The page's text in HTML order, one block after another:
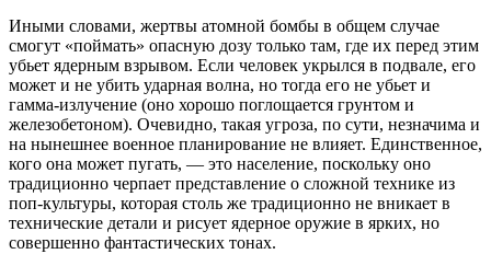
Иными словами, жертвы атомной бомбы в общем случае
смогут «поймать» опасную дозу только там, где их перед этим
убьет ядерным взрывом. Если человек укрылся в подвале, его
может и не убить ударная волна, но тогда его не убьет и
гамма-излучение (оно хорошо поглощается грунтом и
железобетоном). Очевидно, такая угроза, по сути, незначима и
на нынешнее военное планирование не влияет. Единственное,
кого она может пугать, — это население, поскольку оно
традиционно черпает представление о сложной технике из
поп-культуры, которая столь же традиционно не вникает в
технические детали и рисует ядерное оружие в ярких, но
совершенно фантастических тонах.